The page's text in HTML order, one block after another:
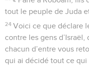
tout le peuple de Juda
24 Voici ce que déclare
contre les gens
chacun d’entre vous
qui ai décidé tout ce qui